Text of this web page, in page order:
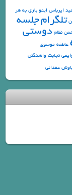
ایرباس ایمو باری به هر
تلگرامجلسه
نظام دوستی
عاطفه موسوی
نجابت واشنگتن
عقدائی